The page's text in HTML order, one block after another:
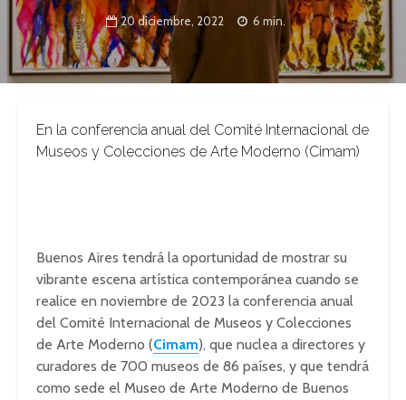
20 diciembre, 2022 6 min.
En la conferencia anual del Comité Internacional de
Museos y Colecciones de Arte Moderno (Cimam)
Buenos Aires tendrá la oportunidad de mostrar su
vibrante escena artística contemporánea cuando se
realice en noviembre de 2023 la conferencia anual
del Comité Internacional de Museos y Colecciones
de Arte Moderno (Cimam), que nuclea a directores y
curadores de 700 museos de 86 países, y que tendrá
como sede el Museo de Arte Moderno de Buenos